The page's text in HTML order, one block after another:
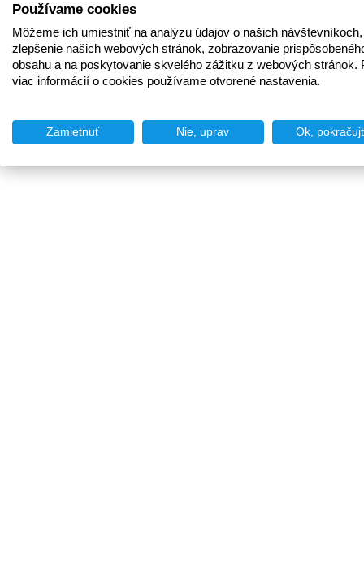
Používame cookies
Môžeme ich umiestniť na analýzu údajov o našich
zlepšenie našich webových stránok, zobrazovanie
obsahu a na poskytovanie skvelého zážitku z webových stránok.
viac informácií o cookies používame otvorené nastavenia.
Zamietnuť Nie, uprav Ok,